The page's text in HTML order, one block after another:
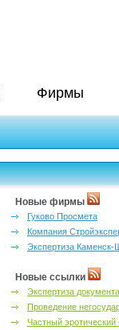
Фирмы
Новые фирмы
Гуково Просмета
Компания
Экспертиза Каменск-
Новые ссылки
Экспертиза
Проведение
Частный